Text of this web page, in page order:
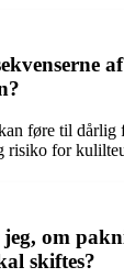
føre til dårlig
risiko for
om
skiftes?